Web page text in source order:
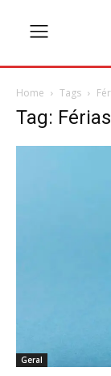
Home Tags
Tag: Férias
Geral